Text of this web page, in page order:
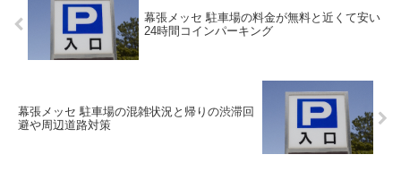
幕張メッセ 駐車場の料金が無料と近くて安い
24時間コインパーキング
幕張メッセ 駐車場の混雑状況と帰りの渋滞回
避や周辺道路対策